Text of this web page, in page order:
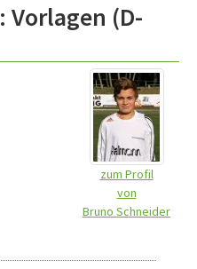
Vorlagen (D-
zum Profil
von
Bruno Schneider